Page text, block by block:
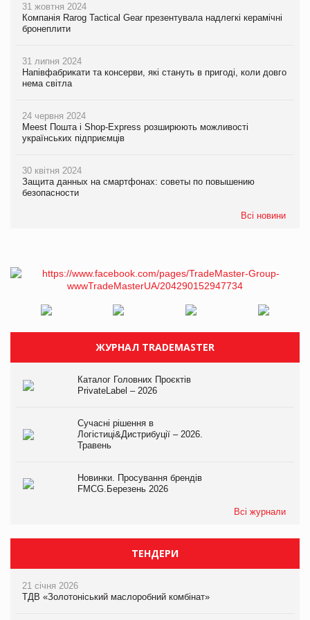
31 жовтня 2024
Компанія Rarog Tactical Gear презентувала надлегкі керамічні
бронеплити
31 липня 2024
Напівфабрикати та консерви, які стануть в пригоді, коли довго
нема світла
24 червня 2024
Meest Пошта і Shop-Express розширюють можливості
українських підприємців
30 квітня 2024
Защита данных на смартфонах: советы по повышению
безопасности
Всі новини
ЖУРНАЛ TRADEMASTER
Каталог Головних Проєктів
PrivateLabel – 2026
Сучасні рішення в
Логістиці&Дистрибуції – 2026.
Травень
Новинки. Просування брендів
FMCG.Березень 2026
Всі журнали
ТЕНДЕРИ
21 січня 2026
ТДВ «Золотоніський маслоробний комбінат»